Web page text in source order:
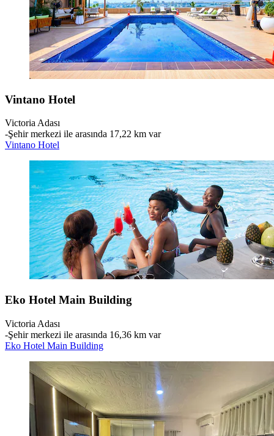
Vintano Hotel
Victoria Adası
‐Şehir merkezi ile arasında 17,22 km var
Vintano Hotel
Eko Hotel Main Building
Victoria Adası
‐Şehir merkezi ile arasında 16,36 km var
Eko Hotel Main Building